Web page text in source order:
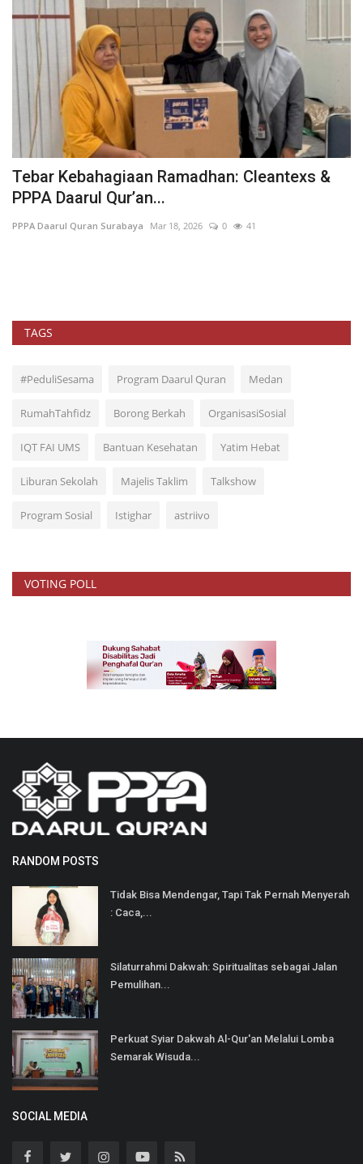
Tebar Kebahagiaan Ramadhan: Cleantexs &
PPPA Daarul Qur’an...
PPPA Daarul Quran Surabaya Mar 18, 2026 0 41
TAGS
#PeduliSesama Program Daarul Quran Medan
RumahTahfidz Borong Berkah OrganisasiSosial
IQT FAI UMS Bantuan Kesehatan Yatim Hebat
Liburan Sekolah Majelis Taklim Talkshow
Program Sosial Istighar astriivo
VOTING POLL
RANDOM POSTS
Tidak Bisa Mendengar, Tapi Tak Pernah Menyerah
: Caca,...
Silaturrahmi Dakwah: Spiritualitas sebagai Jalan
Pemulihan...
Perkuat Syiar Dakwah Al-Qur'an Melalui Lomba
Semarak Wisuda...
SOCIAL MEDIA